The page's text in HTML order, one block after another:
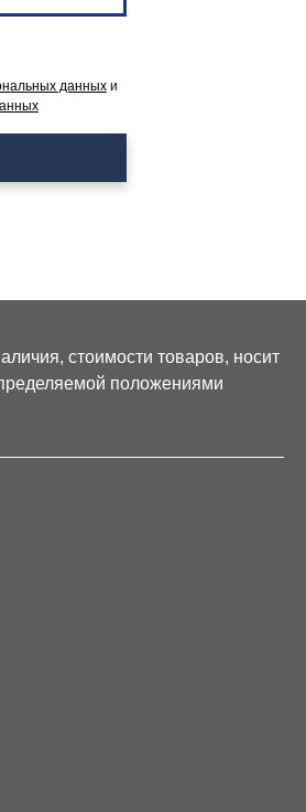
данныхи
стоимости товаров, носит
положениями